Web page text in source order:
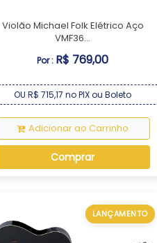
Violão Michael Folk Elétrico Aço
VMF36...
Por : R$ 769,00
OU R$ 715,17 no PIX ou Boleto
Adicionar ao Carrinho
Comprar
LANÇAMENTO